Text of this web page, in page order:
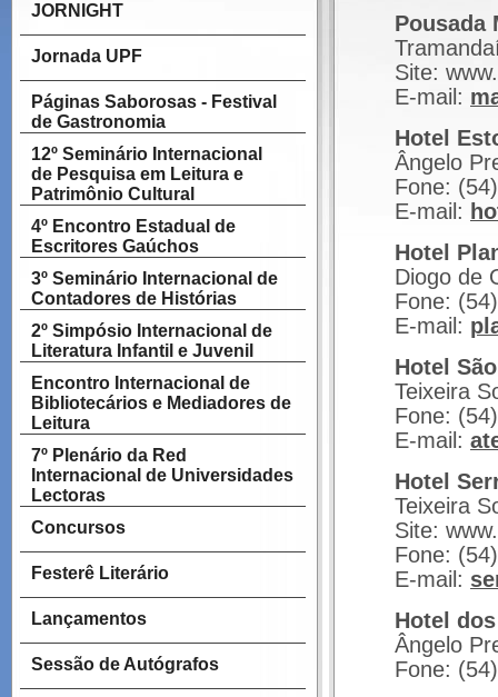
JORNIGHT
Jornada UPF
Páginas Saborosas - Festival
de Gastronomia
12º Seminário Internacional
de Pesquisa em Leitura e
Patrimônio Cultural
4º Encontro Estadual de
Escritores Gaúchos
3º Seminário Internacional de
Contadores de Histórias
2º Simpósio Internacional de
Literatura Infantil e Juvenil
Encontro Internacional de
Bibliotecários e Mediadores de
Leitura
7º Plenário da Red
Internacional de Universidades
Lectoras
Concursos
Festerê Literário
Lançamentos
Sessão de Autógrafos
Pousada
Site:
E-mail:
Hotel
Ângelo
Fone:
E-mail:
Hotel
Diogo de
Fone:
E-mail:
Hotel
Teixeira
Fone:
E-mail:
Hotel
Teixeira
Site:
Fone:
E-mail:
Hotel
Ângelo
Fone: